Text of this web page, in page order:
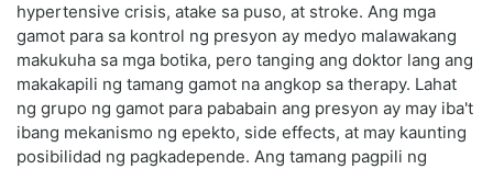
hypertensive crisis, atake sa puso, at stroke. Ang mga
gamot para sa kontrol ng presyon ay medyo malawakang
makukuha sa mga botika, pero tanging ang doktor lang ang
makakapili ng tamang gamot na angkop sa therapy. Lahat
ng grupo ng gamot para pababain ang presyon ay may iba't
ibang mekanismo ng epekto, side effects, at may kaunting
posibilidad ng pagkadepende. Ang tamang pagpili ng